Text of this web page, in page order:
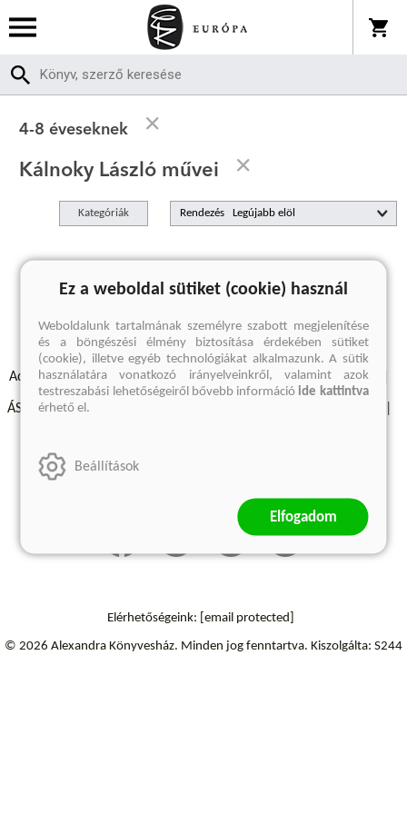
4-8 éveseknek
Kálnoky László művei
Kategóriák Rendezés
A keresett kifejezésre nincs találat
Adatvédelmi szabályzatok Elállási felmondási nyilatkozat
ÁSZF - Vásárlási feltételek
Szállítási információk
Elérhetőségeink: [email protected]
© 2026 Alexandra Könyvesház. Minden jog fenntartva. Kiszolgálta: S244
Ez a weboldal sütiket (cookie) használ
Weboldalunk tartalmának személyre szabott megjelenítése
és a böngészési élmény biztosítása érdekében sütiket
(cookie), illetve egyéb technológiákat alkalmazunk. A sütik
használatára vonatkozó irányelveinkről, valamint azok
testreszabási lehetőségeiről bővebb információide kattintva
érhető el.
Beállítások
Elfogadom